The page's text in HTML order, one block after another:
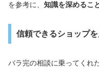
を参考に、 知識を深めるこ
信頼できるショップ
バラ完の相談に乗ってくれ